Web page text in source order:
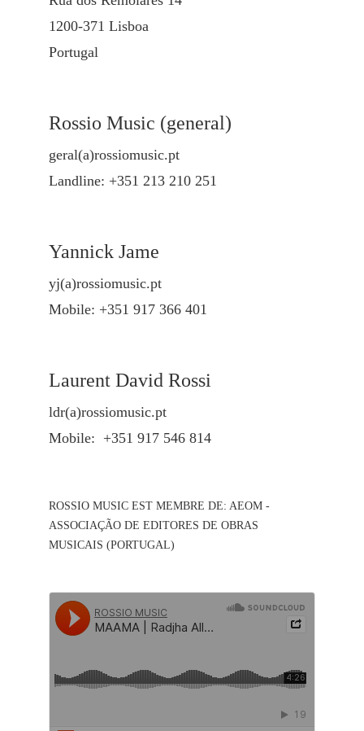
1200-371 Lisboa
Portugal
Rossio Music (general)
geral(a)rossiomusic.pt
Landline: +351 213 210 251
Yannick Jame
yj(a)rossiomusic.pt
Mobile: +351 917 366 401
Laurent David Rossi
ldr(a)rossiomusic.pt
Mobile: +351 917 546 814
ROSSIO MUSIC EST MEMBRE DE: AEOM -
ASSOCIAÇÃO DE EDITORES DE OBRAS
MUSICAIS (PORTUGAL)